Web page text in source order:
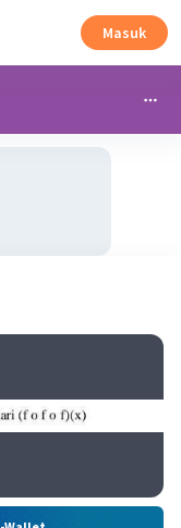
Masuk